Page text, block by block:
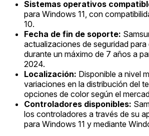
Sistemas operativos
para Windows 11, con
10.
Fecha de fin de soporte:
actualizaciones de seguridad
durante un máximo de 7 años a
2024.
Localización: Disponible a nivel
variaciones en la distribución del
opciones de color según el
Controladores disponibles:
los controladores a través de su
para Windows 11 y mediante